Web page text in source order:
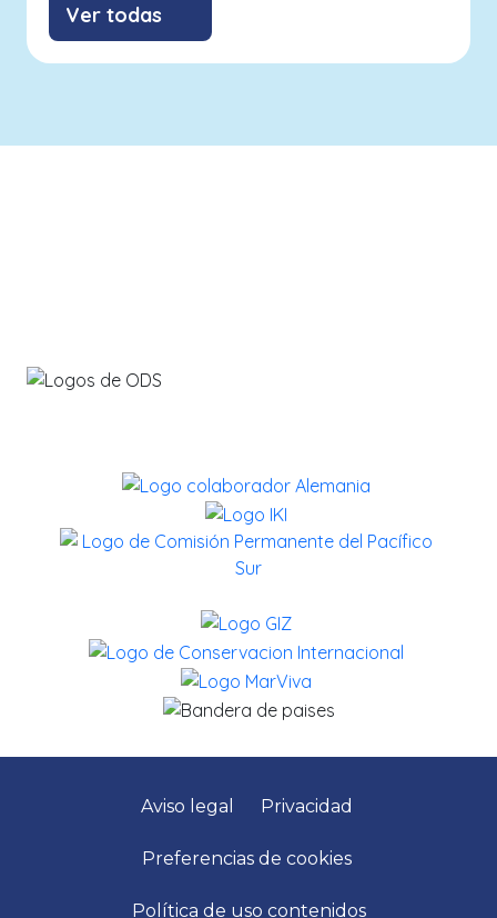
Ver todas
Aviso legal Privacidad
Preferencias de cookies
Política de uso contenidos